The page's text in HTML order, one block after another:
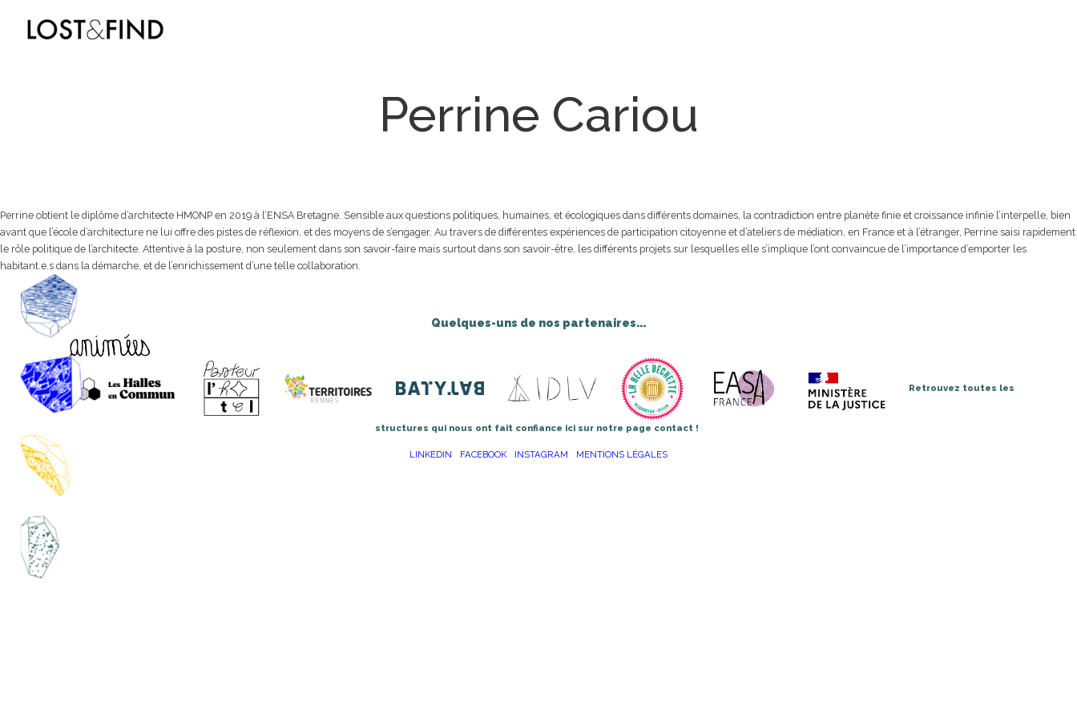
Perrine Cariou
Perrine obtient le diplôme d’architecte HMONP en 2019 à l’ENSA Bretagne. Sensible aux questions politiques, humaines, et écologiques dans différents domaines, la contradiction entre planète finie et croissance infinie l’interpelle, bien
avant que l’école d’architecture ne lui offre des pistes de réflexion, et des moyens de s’engager. Au travers de différentes expériences de participation citoyenne et d’ateliers de médiation, en France et à l’étranger, Perrine saisi rapidement
le rôle politique de l’architecte. Attentive à la posture, non seulement dans son savoir-faire mais surtout dans son savoir-être, les différents projets sur lesquelles elle s’implique l’ont convaincue de l’importance d’emporter les
habitant.e.s dans la démarche, et de l’enrichissement d’une telle collaboration.
Quelques-uns de nos partenaires...
Retrouvez toutes les
structures qui nous ont fait confiance ici sur notre page contact !
LINKEDIN FACEBOOK INSTAGRAM MENTIONS LÉGALES